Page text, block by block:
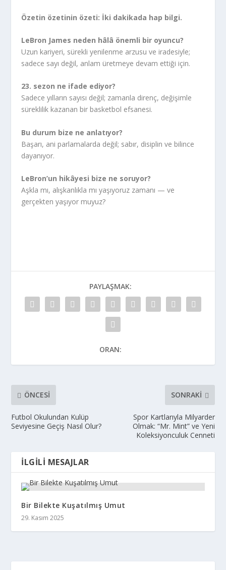
Özetin özetinin özeti: İki dakikada hap bilgi.
LeBron James neden hâlâ önemli bir oyuncu?
Uzun kariyeri, sürekli yenilenme arzusu ve iradesiyle;
sadece sayı değil, anlam üretmeye devam ettiği için.
23. sezon ne ifade ediyor?
Sadece yılların sayısı değil; zamanla direnç, değişimle
süreklilik kazanan bir basketbol efsanesi.
Bu durum bize ne anlatıyor?
Başarı, ani parlamalarda değil; sabır, disiplin ve bilince
dayanıyor.
LeBron’un hikâyesi bize ne soruyor?
Aşkla mı, alışkanlıkla mı yaşıyoruz zamanı — ve
gerçekten yaşıyor muyuz?
PAYLAŞMAK:
ORAN:
ÖNCESI
Futbol Okulundan Kulüp
Seviyesine Geçiş Nasıl Olur?
SONRAKI
Spor Kartlarıyla Milyarder
Olmak: “Mr. Mint” ve Yeni
Koleksiyonculuk Cenneti
İLGILI MESAJLAR
Bir Bilekte Kuşatılmış Umut
29. Kasım 2025